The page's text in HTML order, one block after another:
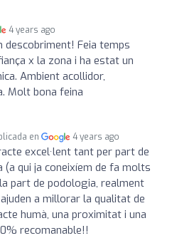
4 years ago
descobriment! Feia temps
x la zona i ha estat un
Ambient acollidor,
Molt bona feina
en 4 years ago
excel·lent tant per part de
qui ja coneixíem de fa molts
part de podologia, realment
a millorar la qualitat de
humà, una proximitat i una
recomanable!!